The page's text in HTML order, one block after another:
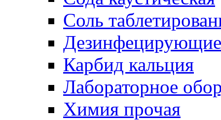
Соль
Дезинфецирующие
Карбид кальция
Лабораторное
Химия прочая